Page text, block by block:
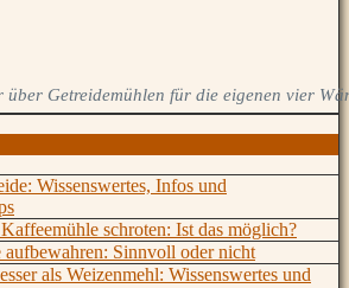
über Getreidemühlen für die eigenen vier
Wissenswertes, Infos und
schroten: Ist das möglich?
Sinnvoll oder nicht
als Weizenmehl: Wissenswertes und